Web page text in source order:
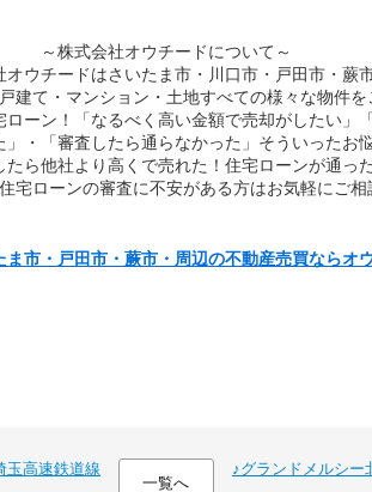
～株式会社オウチードについて～
オウチードはさいたま市・川口市・戸田市・蕨
建て・マンション・土地すべての様々な物件を
ーン！「なるべく高い金額で売却がしたい」
」・「審査したら通らなかった」そういったお
ら他社より高くで売れた！住宅ローンが通っ
宅ローンの審査に不安がある方はお気軽にご相
ま市・戸田市・蕨市・周辺の不動産売買ならオ
高速鉄道線
一覧へ
♪グランドメルシ